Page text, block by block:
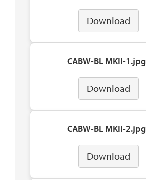
Download
CABW-BL MKII-1.jpg
Download
CABW-BL MKII-2.jpg
Download